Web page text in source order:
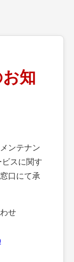
知
ンテナン
スに関す
口にて承
せ